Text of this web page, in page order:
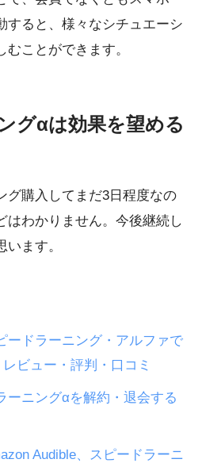
すると、様々なシチュエーシ
むことができます。
グαは効果を望める
グ購入してまだ3日程度なの
はわかりません。今後継続し
ます。
ードラーニング・アルファで
ビュー・評判・口コミ
ーニングαを解約・退会する
Audible、スピードラーニ